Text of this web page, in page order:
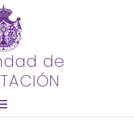
de